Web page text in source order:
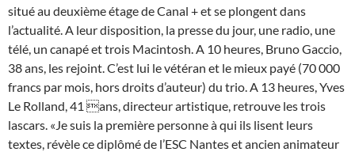
situé au deuxième étage de Canal + et se plongent dans
l’actualité. A leur disposition, la presse du jour, une radio, une
télé, un canapé et trois Macintosh. A 10 heures, Bruno Gaccio,
38 ans, les rejoint. C’est lui le vétéran et le mieux payé (70 000
francs par mois, hors droits d’auteur) du trio. A 13 heures, Yves
Le Rolland, 41 ans, directeur artistique, retrouve les trois
lascars. «Je suis la première personne à qui ils lisent leurs
textes, révèle ce diplômé de l’ESC Nantes et ancien animateur